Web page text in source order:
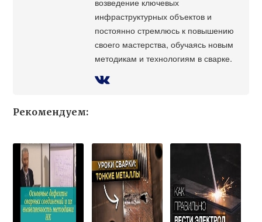
инфраструктурных объектов и
постоянно стремлюсь к повышению
своего мастерства, обучаясь новым
методикам и технологиям в сварке.
Рекомендуем: